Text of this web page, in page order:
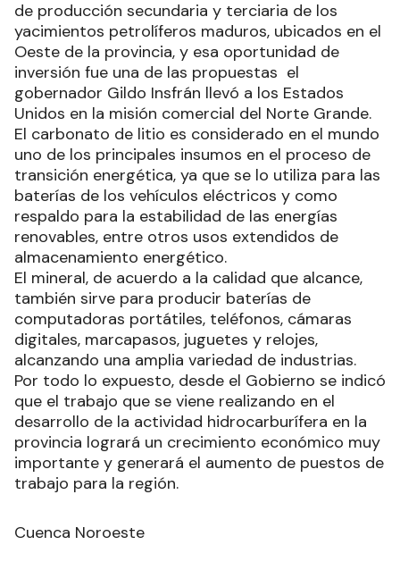
de producción secundaria y terciaria de los
yacimientos petrolíferos maduros, ubicados en el
Oeste de la provincia, y esa oportunidad de
inversión fue una de las propuestas el
gobernador Gildo Insfrán llevó a los Estados
Unidos en la misión comercial del Norte Grande.
El carbonato de litio es considerado en el mundo
uno de los principales insumos en el proceso de
transición energética, ya que se lo utiliza para las
baterías de los vehículos eléctricos y como
respaldo para la estabilidad de las energías
renovables, entre otros usos extendidos de
almacenamiento energético.
El mineral, de acuerdo a la calidad que alcance,
también sirve para producir baterías de
computadoras portátiles, teléfonos, cámaras
digitales, marcapasos, juguetes y relojes,
alcanzando una amplia variedad de industrias.
Por todo lo expuesto, desde el Gobierno se indicó
que el trabajo que se viene realizando en el
desarrollo de la actividad hidrocarburífera en la
provincia logrará un crecimiento económico muy
importante y generará el aumento de puestos de
trabajo para la región.
Cuenca Noroeste